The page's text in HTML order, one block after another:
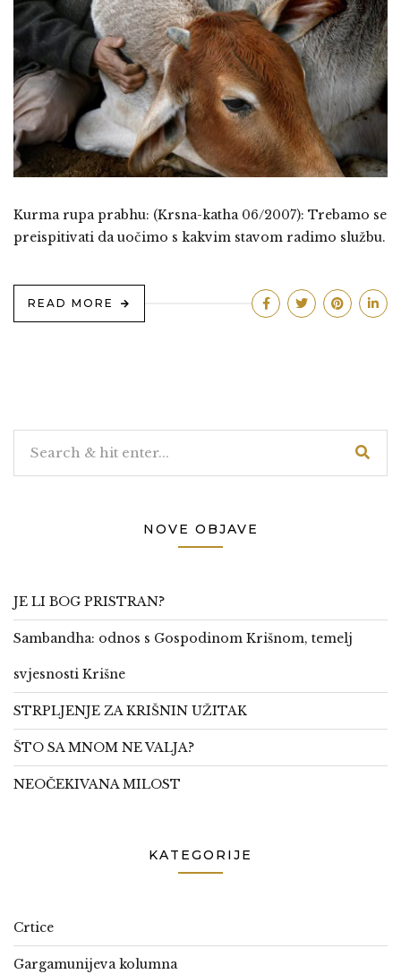
Kurma rupa prabhu: (Krsna-katha 06/2007): Trebamo se
preispitivati da uočimo s kakvim stavom radimo službu.
READ MORE
NOVE OBJAVE
JE LI BOG PRISTRAN?
Sambandha: odnos s Gospodinom Krišnom, temelj
svjesnosti Krišne
STRPLJENJE ZA KRIŠNIN UŽITAK
ŠTO SA MNOM NE VALJA?
NEOČEKIVANA MILOST
KATEGORIJE
Crtice
Gargamunijeva kolumna